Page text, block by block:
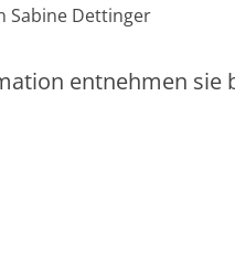
Sabine Dettinger
entnehmen sie